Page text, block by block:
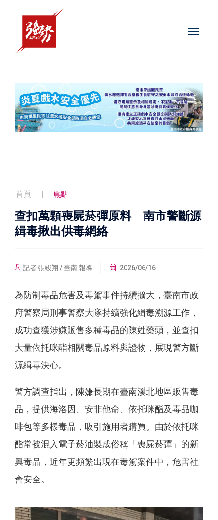
首頁 焦點
查扣萬顆喪屍菸彈原料 南市警斷源
緝毒揪出供毒網絡
記者 張竣翔 / 臺南 報導 2026/06/16
為防制毒品危害及毒駕事件持續擴大，臺南市政
府警察局刑事警察大隊持續強化緝毒溯源工作，
成功查獲涉嫌販售多種毒品的陳姓藥頭，並查扣
大量依托咪酯相關毒品原料與證物，展現警方斷
源緝毒決心。
警方調查指出，陳嫌長期在臺南溪北地區販售毒
品，提供海洛因、安非他命、依托咪酯及毒品咖
啡包等多樣毒品，吸引施用者購買。由於依托咪
酯常被混入電子菸油製成俗稱「喪屍菸彈」的新
興毒品，近年更頻繁出現在毒駕案件中，危害社
會安全。